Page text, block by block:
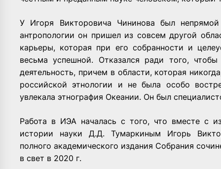
У Игоря Викторовича Чининова был
антропологии он пришел из совсем другой
карьеры, которая при его собранности и
весьма успешной. Отказался ради того,
деятельность, причем в области, которая
российской этнологии и не была особо
увлекала этнография Океании. Он был
Работа в ИЭА началась с того, что вместе с
истории науки Д.Д. Тумаркиным Игорь
полного академического издания Собрания
в свет в 2020 г.